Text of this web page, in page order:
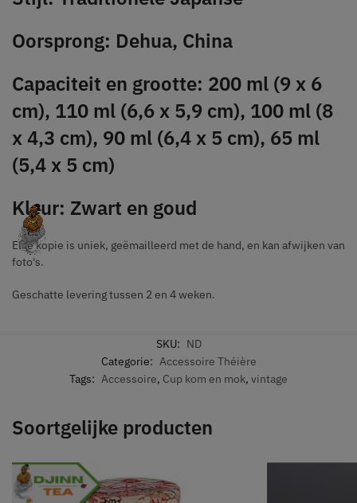
Oorsprong: Dehua, China
Capaciteit en grootte: 200 ml (9 x 6
cm), 110 ml (6,6 x 5,9 cm), 100 ml (8
x 4,3 cm), 90 ml (6,4 x 5 cm), 65 ml
(5,4 x 5 cm)
Kleur: Zwart en goud
Elke kopie is uniek, geëmailleerd met de hand, en kan afwijken van
foto's.
Geschatte levering tussen 2 en 4 weken.
SKU: ND
Categorie: Accessoire Théière
Tags: Accessoire, Cup kom en mok, vintage
Soortgelijke producten